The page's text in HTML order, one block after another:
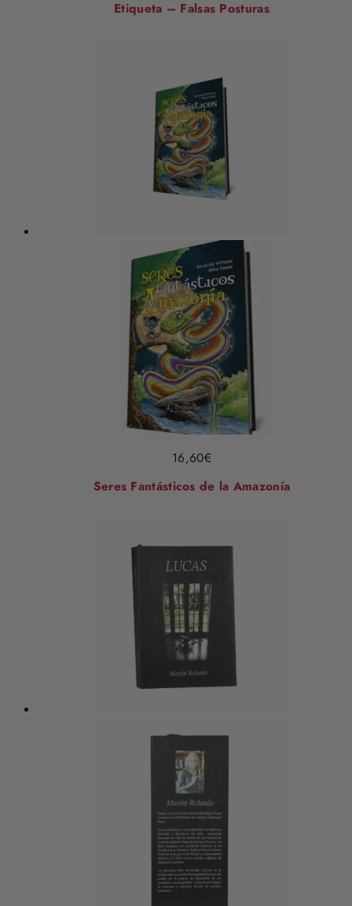
Etiqueta – Falsas Posturas
16,60€
Seres Fantásticos de la Amazonía